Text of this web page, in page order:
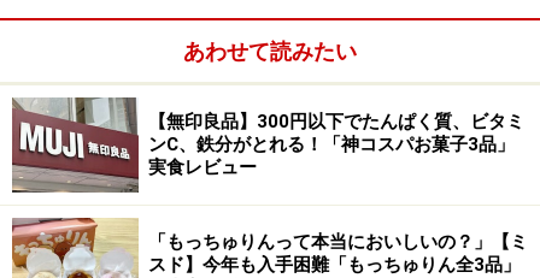
カップケーキの上にトッピングされた様々な種類のクリ
ームは、色とりどりで種類も豊富。有機抹茶や有機ゴ
マ、旬のフルーツなど、トッピングに使用している素材
も厳選し安心して頂けます。現在のラインナップは22種
類。
次のページでは、8種類を食べてきましたので、それぞ
れご紹介しましょう！
写真をクリックすると次のページに進みます
あわせて読みたい
【無印良品】300円以下でたんぱく質、ビタミ
ンC、鉄分がとれる！「神コスパお菓子3品」
実食レビュー
「もっちゅりんって本当においしいの？」【ミ
スド】今年も入手困難「もっちゅりん全3品」